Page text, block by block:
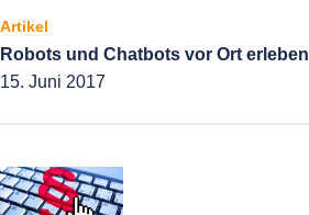
Artikel
Robots und Chatbots vor Ort erleben
15. Juni 2017